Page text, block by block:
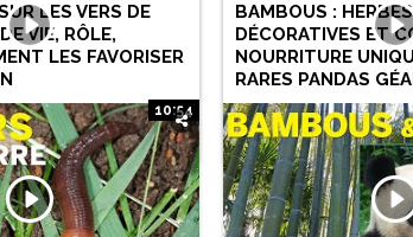
10:54
3507 138 il y a 4 ans
LES VERS DE
VIE, RÔLE,
LES FAVORISER
BAMBOUS :
DÉCORATIVES ET
NOURRITURE
RARES PANDAS